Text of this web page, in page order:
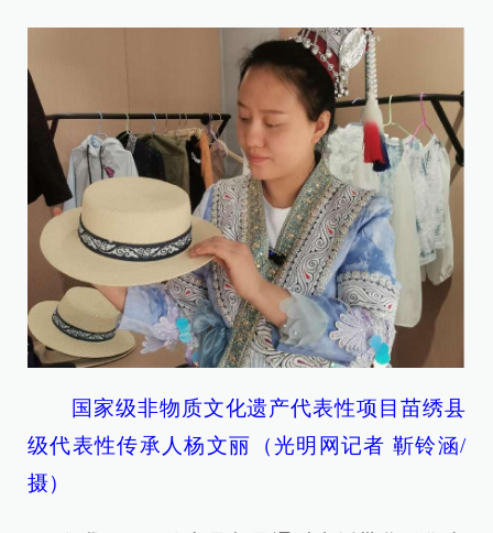
国家级非物质文化遗产代表性项目苗绣县
级代表性传承人杨文丽（光明网记者 靳铃涵/
摄）